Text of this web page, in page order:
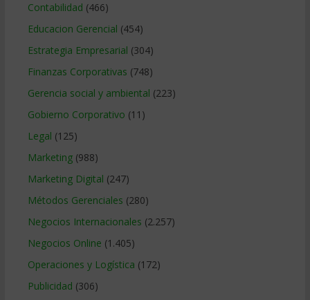
Contabilidad (466)
Educacion Gerencial (454)
Estrategia Empresarial (304)
Finanzas Corporativas (748)
Gerencia social y ambiental (223)
Gobierno Corporativo (11)
Legal (125)
Marketing(988)
Marketing Digital (247)
Métodos Gerenciales (280)
Negocios Internacionales (2.257)
Negocios Online (1.405)
Operaciones y Logística (172)
Publicidad (306)